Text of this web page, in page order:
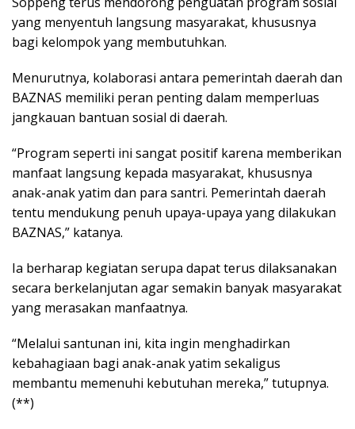
yang menyentuh langsung masyarakat, khususnya
bagi kelompok yang membutuhkan.
Menurutnya, kolaborasi antara pemerintah daerah dan
BAZNAS memiliki peran penting dalam memperluas
jangkauan bantuan sosial di daerah.
“Program seperti ini sangat positif karena memberikan
manfaat langsung kepada masyarakat, khususnya
anak-anak yatim dan para santri. Pemerintah daerah
tentu mendukung penuh upaya-upaya yang dilakukan
BAZNAS,” katanya.
Ia berharap kegiatan serupa dapat terus dilaksanakan
secara berkelanjutan agar semakin banyak masyarakat
yang merasakan manfaatnya.
“Melalui santunan ini, kita ingin menghadirkan
kebahagiaan bagi anak-anak yatim sekaligus
membantu memenuhi kebutuhan mereka,” tutupnya.
(**)